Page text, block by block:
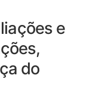
e
do